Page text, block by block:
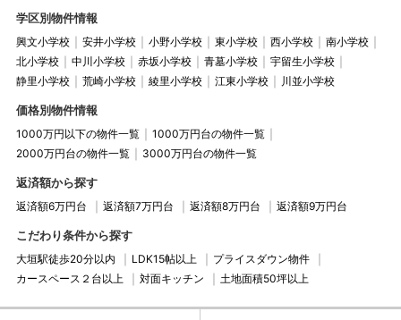
学区別物件情報
興文小学校 安井小学校 小野小学校 東小学校 西小学校
南小学校
北小学校
中川小学校 赤坂小学校 青墓小学校
宇留生小学校
静里小学校
荒崎小学校 綾里小学校 江東小学校 川並小学校
価格別物件情報
1000万円以下の物件一覧
1000万円台の物件一覧
2000万円台の物件一覧
3000万円台の物件一覧
返済額から探す
返済額6万円台 返済額7万円台 返済額8万円台 返済額9万円台
こだわり条件から探す
大垣駅徒歩20分以内 LDK15帖以上
プライスダウン物件
カースペース２台以上
対面キッチン 土地面積50坪以上